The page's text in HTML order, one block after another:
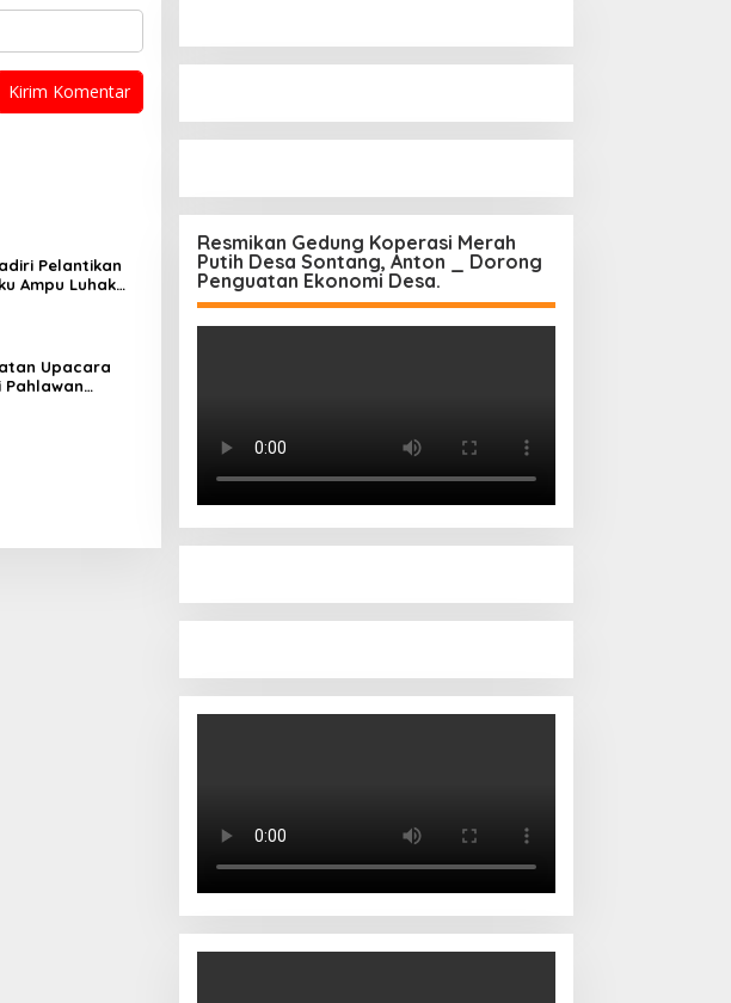
Pelantikan
Ampu Luhak
Upacara
Resmikan Gedung Koperasi Merah
Putih Desa Sontang, Anton _ Dorong
Penguatan Ekonomi Desa.